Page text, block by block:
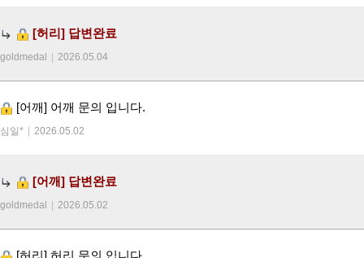
[허리] 답변완료
goldmedal 2026.05.04
[어깨] 어깨 문의 입니다.
심일* 2026.05.02
[어깨] 답변완료
goldmedal 2026.05.02
[허리] 허리 문의 입니다.